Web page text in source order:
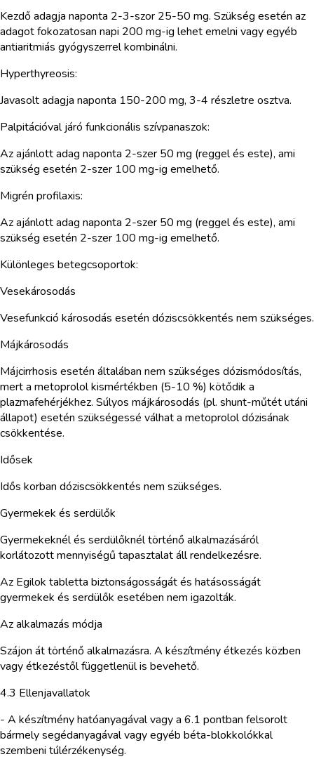
Kezdő adagja naponta 2-3-szor 25-50 mg. Szükség esetén az
adagot fokozatosan napi 200 mg-ig lehet emelni vagy egyéb
antiaritmiás gyógyszerrel kombinálni.
Hyperthyreosis:
Javasolt adagja naponta 150-200 mg, 3-4 részletre osztva.
Palpitációval járó funkcionális szívpanaszok:
Az ajánlott adag naponta 2-szer 50 mg (reggel és este), ami
szükség esetén 2-szer 100 mg-ig emelhető.
Migrén profilaxis:
Az ajánlott adag naponta 2-szer 50 mg (reggel és este), ami
szükség esetén 2-szer 100 mg-ig emelhető.
Különleges betegcsoportok:
Vesekárosodás
Vesefunkció károsodás esetén dóziscsökkentés nem szükséges.
Májkárosodás
Májcirrhosis esetén általában nem szükséges dózismódosítás,
mert a metoprolol kismértékben (5-10 %) kötődik a
plazmafehérjékhez. Súlyos májkárosodás (pl. shunt-műtét utáni
állapot) esetén szükségessé válhat a metoprolol dózisának
csökkentése.
Idősek
Idős korban dóziscsökkentés nem szükséges.
Gyermekek és serdülők
Gyermekeknél és serdülőknél történő alkalmazásáról
korlátozott mennyiségű tapasztalat áll rendelkezésre.
Az Egilok tabletta biztonságosságát és hatásosságát
gyermekek és serdülők esetében nem igazolták.
Az alkalmazás módja
Szájon át történő alkalmazásra. A készítmény étkezés közben
vagy étkezéstől függetlenül is bevehető.
4.3 Ellenjavallatok
- A készítmény hatóanyagával vagy a 6.1 pontban felsorolt
bármely segédanyagával vagy egyéb béta-blokkolókkal
szembeni túlérzékenység.